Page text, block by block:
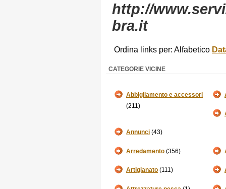
http://
bra.it
Ordina links per: Alfabetico
CATEGORIE VICINE
Abbigliamento e accessori
(211)
Annunci (43)
Arredamento (356)
Artigianato (111)